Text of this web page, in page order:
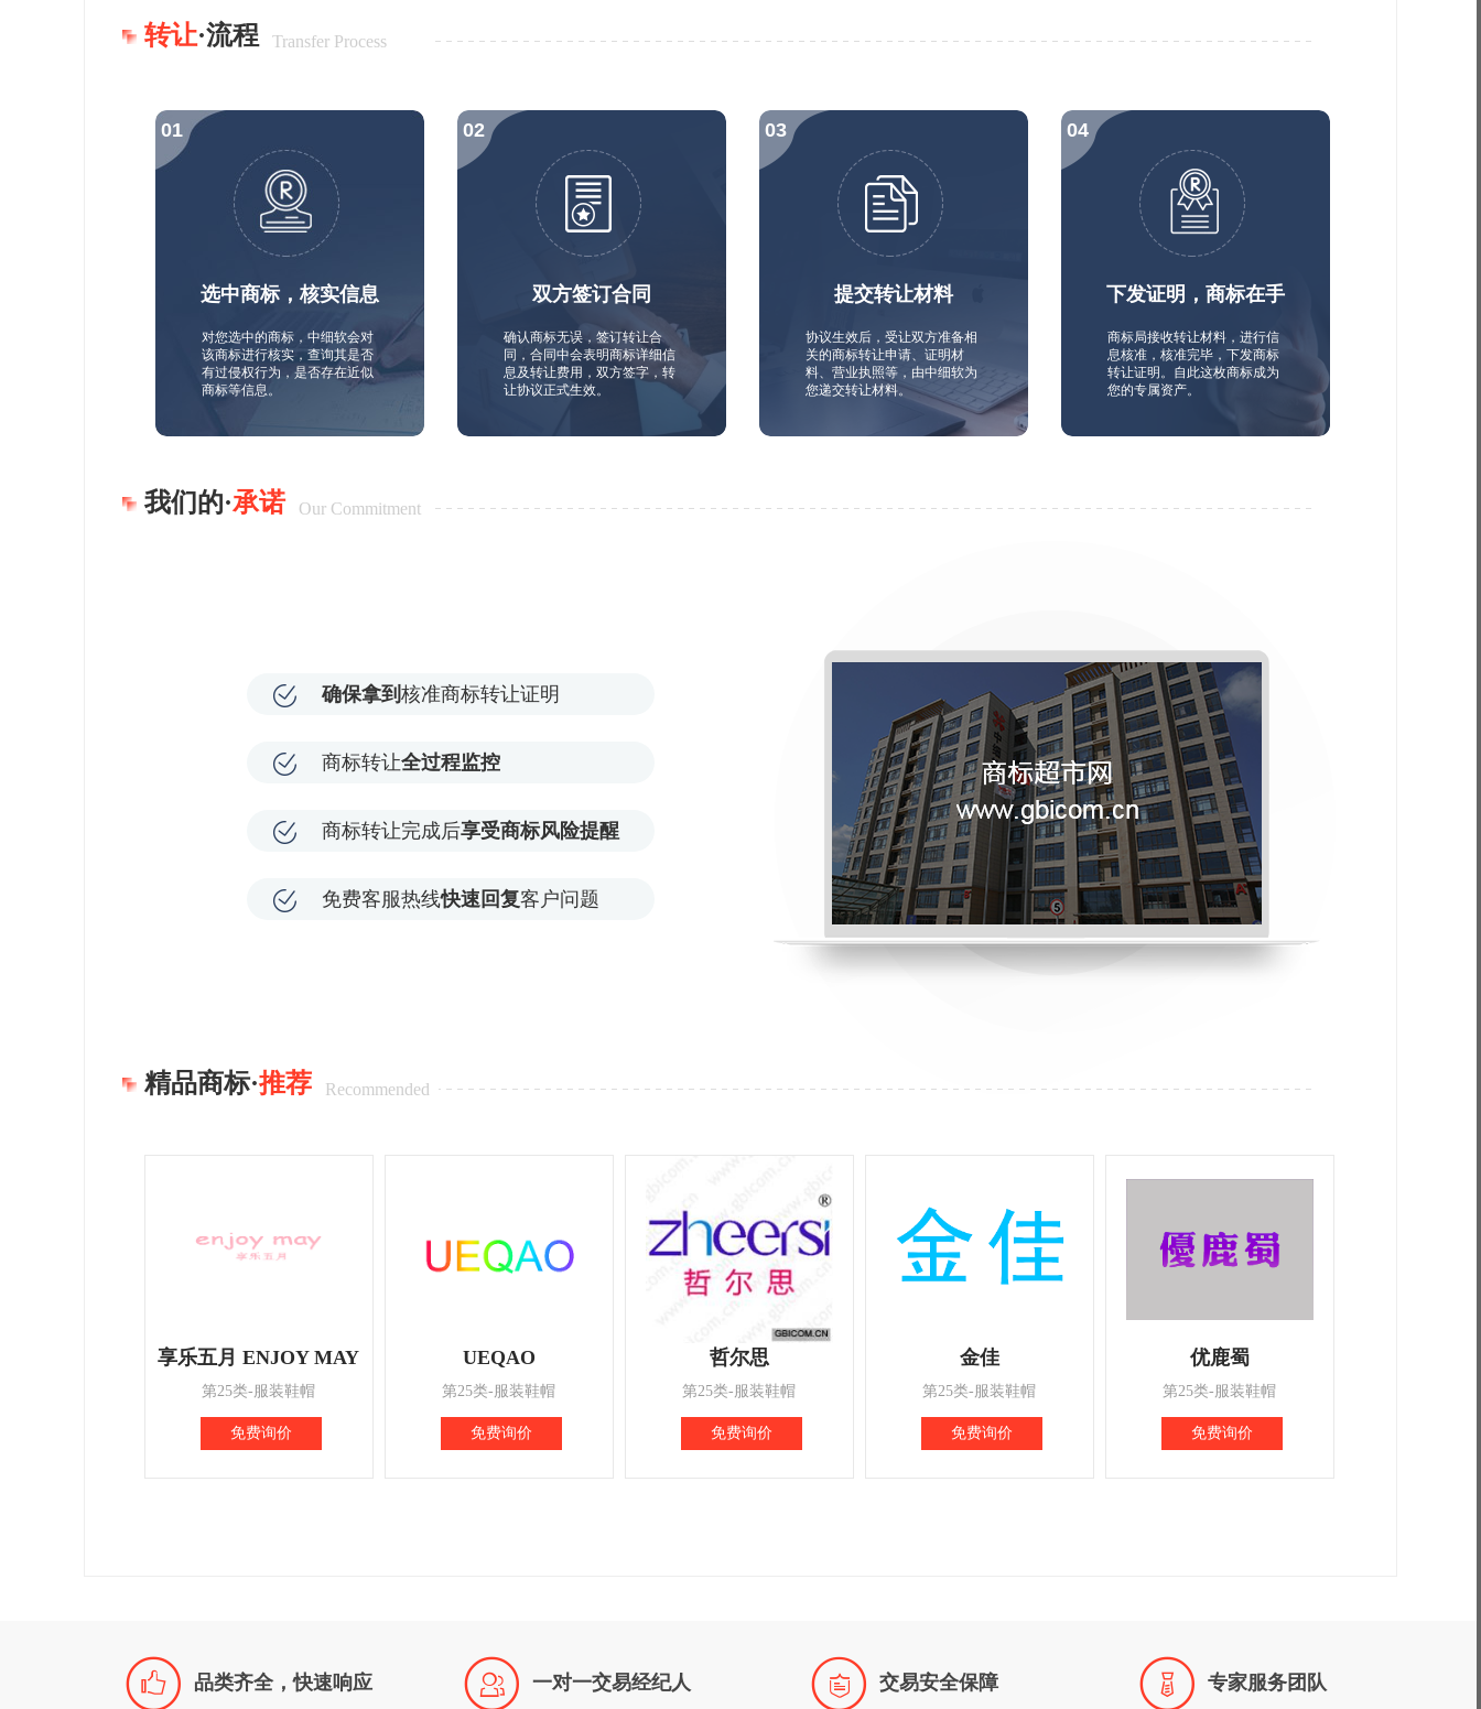
转让·流程 Transfer Process
选中商标，核实信息
对您选中的商标，中细软会对
该商标进行核实，查询其是否
有过侵权行为，是否存在近似
商标等信息。
双方签订合同
确认商标无误，签订转让合
同，合同中会表明商标详细信
息及转让费用，双方签字，转
让协议正式生效。
提交转让材料
协议生效后，受让双方准备相
关的商标转让申请、证明材
料、营业执照等，由中细软为
您递交转让材料。
下发证明，商标在手
商标局接收转让材料，进行信
息核准，核准完毕，下发商标
转让证明。自此这枚商标成为
您的专属资产。
我们的·承诺 Our Commitment
确保拿到 核准商标转让证明
商标转让全过程监控
商标转让完成后享受商标风险提醒
免费客服热线快速回复客户问题
精品商标·推荐 Recommended
享乐五月 ENJOY MAY
第25类-服装鞋帽
免费询价
UEQAO
第25类-服装鞋帽
免费询价
哲尔思
第25类-服装鞋帽
免费询价
金佳
第25类-服装鞋帽
免费询价
优鹿蜀
第25类-服装鞋帽
免费询价
 品类齐全，快速响应  一对一交易经纪人  交易安全保障  专家服务团队